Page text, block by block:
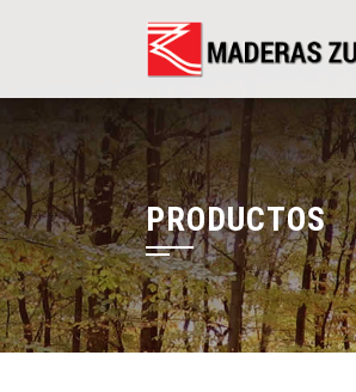
PRODUCTOS